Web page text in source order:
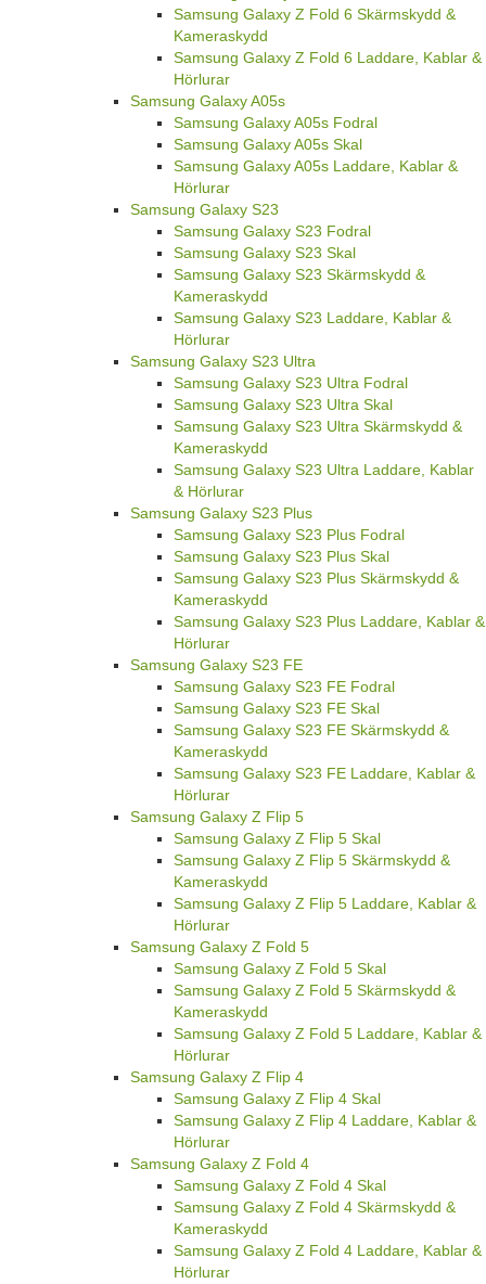
Samsung Galaxy Z Fold 6 Skärmskydd &
Kameraskydd
Samsung Galaxy Z Fold 6 Laddare, Kablar &
Hörlurar
Samsung Galaxy A05s
Samsung Galaxy A05s Fodral
Samsung Galaxy A05s Skal
Samsung Galaxy A05s Laddare, Kablar &
Hörlurar
Samsung Galaxy S23
Samsung Galaxy S23 Fodral
Samsung Galaxy S23 Skal
Samsung Galaxy S23 Skärmskydd &
Kameraskydd
Samsung Galaxy S23 Laddare, Kablar &
Hörlurar
Samsung Galaxy S23 Ultra
Samsung Galaxy S23 Ultra Fodral
Samsung Galaxy S23 Ultra Skal
Samsung Galaxy S23 Ultra Skärmskydd &
Kameraskydd
Samsung Galaxy S23 Ultra Laddare, Kablar
& Hörlurar
Samsung Galaxy S23 Plus
Samsung Galaxy S23 Plus Fodral
Samsung Galaxy S23 Plus Skal
Samsung Galaxy S23 Plus Skärmskydd &
Kameraskydd
Samsung Galaxy S23 Plus Laddare, Kablar &
Hörlurar
Samsung Galaxy S23 FE
Samsung Galaxy S23 FE Fodral
Samsung Galaxy S23 FE Skal
Samsung Galaxy S23 FE Skärmskydd &
Kameraskydd
Samsung Galaxy S23 FE Laddare, Kablar &
Hörlurar
Samsung Galaxy Z Flip 5
Samsung Galaxy Z Flip 5 Skal
Samsung Galaxy Z Flip 5 Skärmskydd &
Kameraskydd
Samsung Galaxy Z Flip 5 Laddare, Kablar &
Hörlurar
Samsung Galaxy Z Fold 5
Samsung Galaxy Z Fold 5 Skal
Samsung Galaxy Z Fold 5 Skärmskydd &
Kameraskydd
Samsung Galaxy Z Fold 5 Laddare, Kablar &
Hörlurar
Samsung Galaxy Z Flip 4
Samsung Galaxy Z Flip 4 Skal
Samsung Galaxy Z Flip 4 Laddare, Kablar &
Hörlurar
Samsung Galaxy Z Fold 4
Samsung Galaxy Z Fold 4 Skal
Samsung Galaxy Z Fold 4 Skärmskydd &
Kameraskydd
Samsung Galaxy Z Fold 4 Laddare, Kablar &
Hörlurar